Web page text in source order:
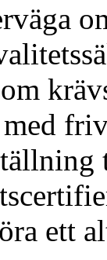
med
ett